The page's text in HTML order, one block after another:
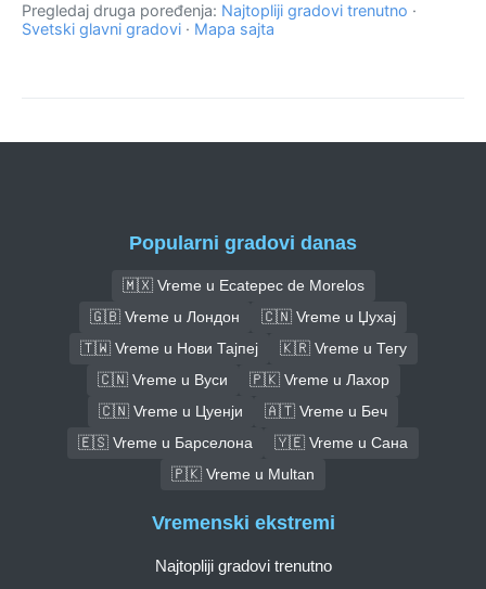
Pregledaj druga poređenja: Najtopliji gradovi trenutno ·
Svetski glavni gradovi · Mapa sajta
Popularni gradovi danas
🇲🇽 Vreme u Ecatepec de Morelos
🇬🇧 Vreme u Лондон
🇨🇳 Vreme u Џухај
🇹🇼 Vreme u Нови Тајпеј
🇰🇷 Vreme u Тегу
🇨🇳 Vreme u Вуси
🇵🇰 Vreme u Лахор
🇨🇳 Vreme u Цуенји
🇦🇹 Vreme u Беч
🇪🇸 Vreme u Барселона
🇾🇪 Vreme u Сана
🇵🇰 Vreme u Multan
Vremenski ekstremi
Najtopliji gradovi trenutno